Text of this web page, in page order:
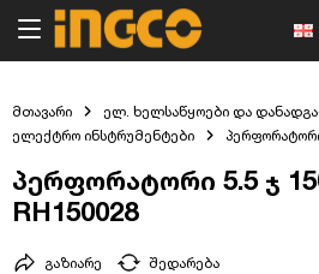
მთავარი
ელ. ხელსაწყოები და
ელექტრო ინსტრუმენტები
პერფორატორი 5.5 ჯ
RH150028
შედარება
გაზიარე